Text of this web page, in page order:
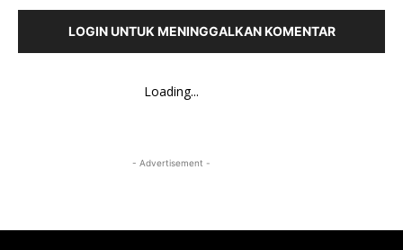
LOGIN UNTUK MENINGGALKAN KOMENTAR
Loading...
- Advertisement -